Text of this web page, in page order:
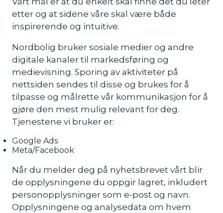
etter og at sidene våre skal være både
inspirerende og intuitive.
Nordbolig bruker sosiale medier og andre
digitale kanaler til markedsføring og
medievisning. Sporing av aktiviteter på
nettsiden sendes til disse og brukes for å
tilpasse og målrette vår kommunikasjon for å
gjøre den mest mulig relevant for deg.
Tjenestene vi bruker er:
Google Ads
Meta/Facebook
Når du melder deg på nyhetsbrevet vårt blir
de opplysningene du oppgir lagret, inkludert
personopplysninger som e-post og navn.
Opplysningene og analysedata om hvem